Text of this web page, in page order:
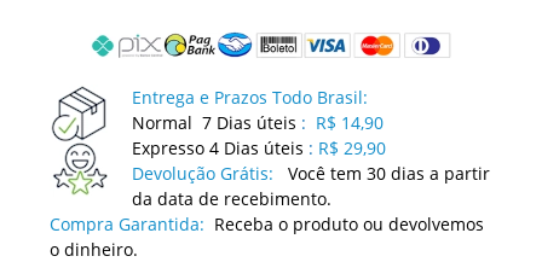
Entrega e Prazos Todo Brasil:
Normal 7 Dias úteis : R$ 14,90
Expresso 4 Dias úteis : R$ 29,90
Devolução Grátis:
Você tem 30 dias a partir
da data de recebimento.
Compra Garantida: Receba o produto ou devolvemos
o dinheiro.